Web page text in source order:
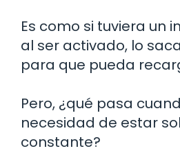
Es como si tuviera un
al ser activado, lo
para que pueda
Pero, ¿qué pasa
necesidad de estar
constante?